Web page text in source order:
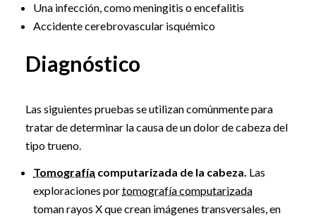
Una infección, como meningitis o encefalitis
Accidente cerebrovascular isquémico
Diagnóstico
Las siguientes pruebas se utilizan comúnmente para
tratar de determinar la causa de un dolor de cabeza del
tipo trueno.
Tomografía computarizada de la cabeza. Las
exploraciones portomografía computarizada
toman rayos X que crean imágenes transversales, en